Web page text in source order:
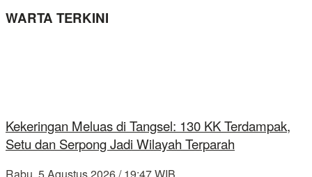
WARTA TERKINI
Kekeringan Meluas di Tangsel: 130 KK Terdampak,
Setu dan Serpong Jadi Wilayah Terparah
Rabu, 5 Agustus 2026 / 19:47 WIB